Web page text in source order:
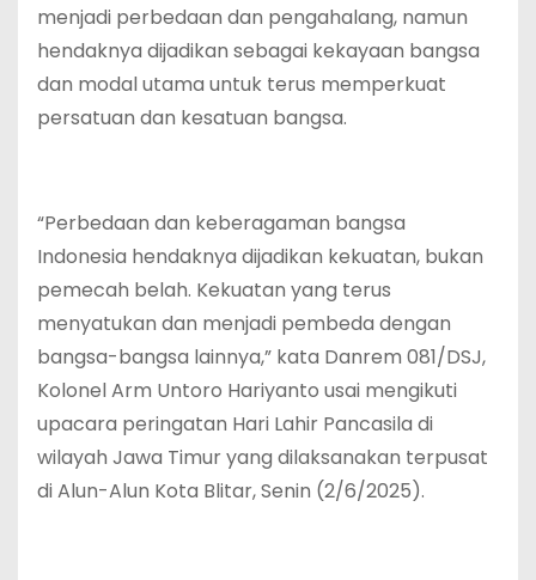
menjadi perbedaan dan pengahalang, namun
hendaknya dijadikan sebagai kekayaan bangsa
dan modal utama untuk terus memperkuat
persatuan dan kesatuan bangsa.
“Perbedaan dan keberagaman bangsa
Indonesia hendaknya dijadikan kekuatan, bukan
pemecah belah. Kekuatan yang terus
menyatukan dan menjadi pembeda dengan
bangsa-bangsa lainnya,” kata Danrem 081/DSJ,
Kolonel Arm Untoro Hariyanto usai mengikuti
upacara peringatan Hari Lahir Pancasila di
wilayah Jawa Timur yang dilaksanakan terpusat
di Alun-Alun Kota Blitar, Senin (2/6/2025).